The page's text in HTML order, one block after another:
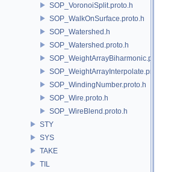
SOP_VoronoiSplit.proto.h
SOP_WalkOnSurface.proto.h
SOP_Watershed.h
SOP_Watershed.proto.h
SOP_WeightArrayBiharmonic.proto.h
SOP_WeightArrayInterpolate.proto.h
SOP_WindingNumber.proto.h
SOP_Wire.proto.h
SOP_WireBlend.proto.h
STY
SYS
TAKE
TIL